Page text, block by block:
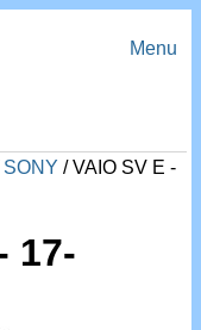
Menu
SONY / VAIO SV E -
17-